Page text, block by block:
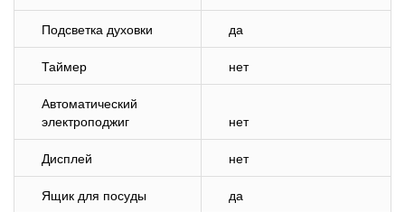
Подсветка духовки да
Таймер нет
Автоматический
электроподжиг
нет
Дисплей нет
Ящик для посуды да